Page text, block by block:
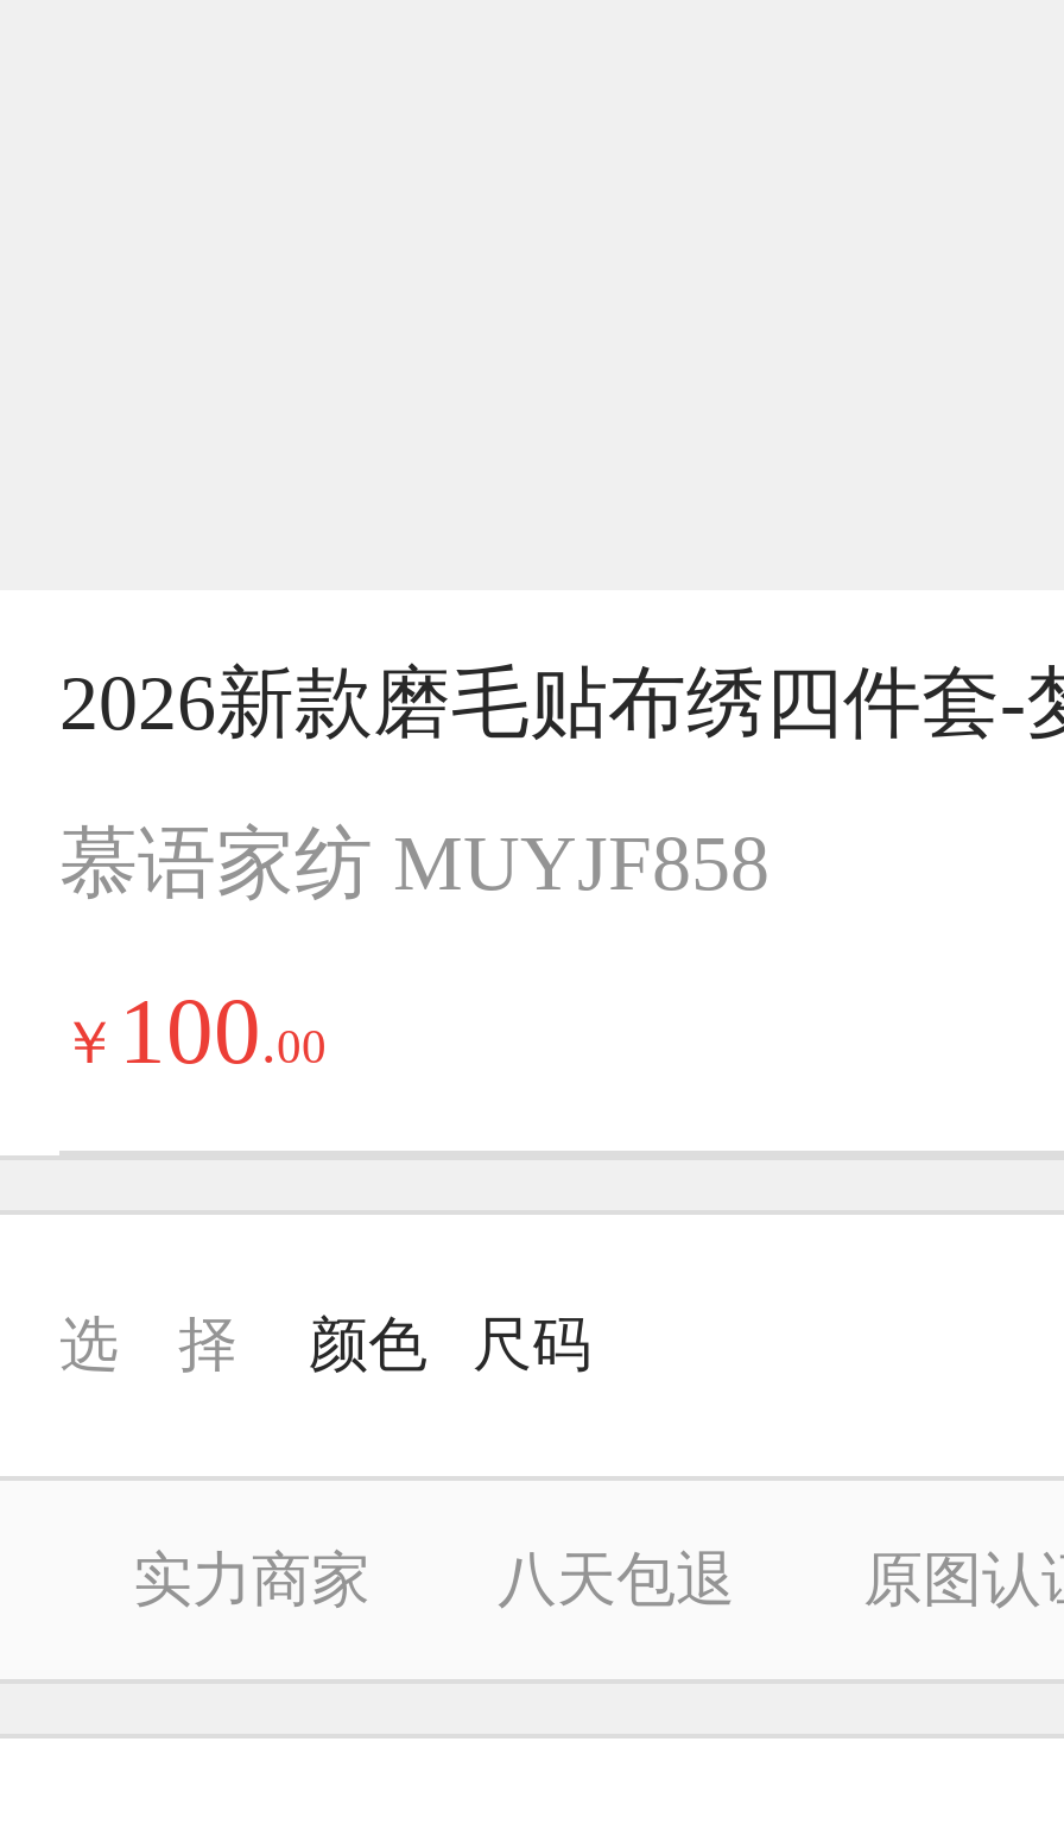
2026新款磨毛贴布绣四件套-
慕语家纺 MUYJF858
￥ 100.00
选 择 颜色 尺码
实力商家 八天包退 原图认